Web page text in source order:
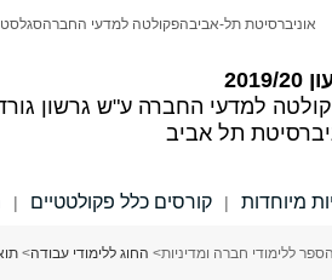
20
למדעי החברה ע"ש גרשון
תל אביב
אוניברסיטת תל-אביבהפקולטה למדעי החברהסגל
מיוחדות | קורסים כלל פקולטטיים |
ללימודי חברה ומדיניות> החוג ללימודי עבודה>